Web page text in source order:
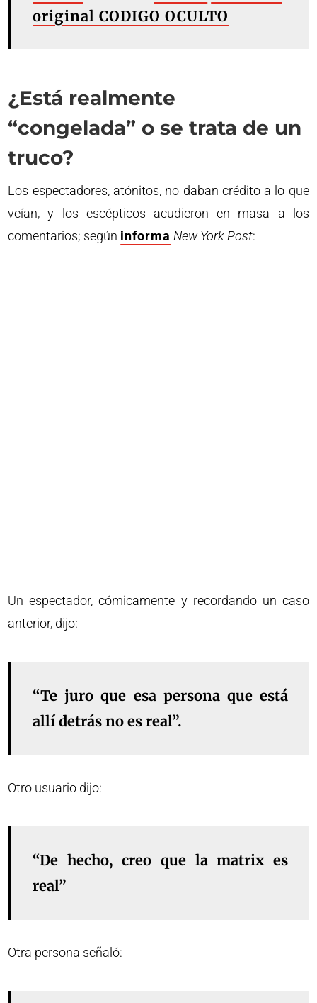
original CODIGO OCULTO
¿Está realmente
“congelada” o se trata de un
truco?
Los espectadores, atónitos, no daban crédito a lo que
veían, y los escépticos acudieron en masa a los
comentarios; según informa New York Post:
Un espectador, cómicamente y recordando un caso
anterior, dijo:
“Te juro que esa persona que está
allí detrás no es real”.
Otro usuario dijo:
“De hecho, creo que la matrix es
real”
Otra persona señaló: